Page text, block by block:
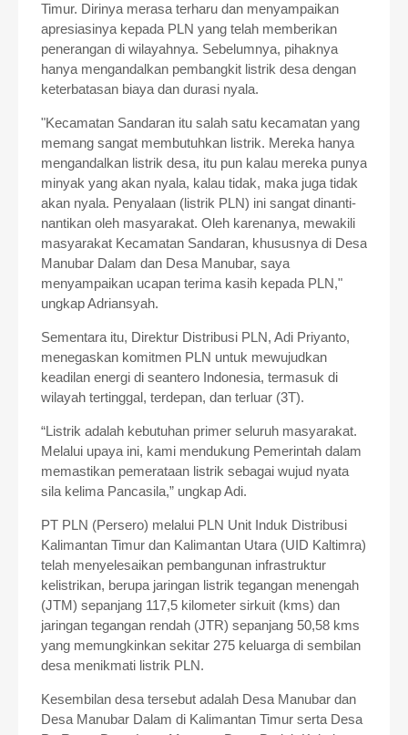
Timur. Dirinya merasa terharu dan menyampaikan
apresiasinya kepada PLN yang telah memberikan
penerangan di wilayahnya. Sebelumnya, pihaknya
hanya mengandalkan pembangkit listrik desa dengan
keterbatasan biaya dan durasi nyala.
"Kecamatan Sandaran itu salah satu kecamatan yang
memang sangat membutuhkan listrik. Mereka hanya
mengandalkan listrik desa, itu pun kalau mereka punya
minyak yang akan nyala, kalau tidak, maka juga tidak
akan nyala. Penyalaan (listrik PLN) ini sangat dinanti-
nantikan oleh masyarakat. Oleh karenanya, mewakili
masyarakat Kecamatan Sandaran, khususnya di Desa
Manubar Dalam dan Desa Manubar, saya
menyampaikan ucapan terima kasih kepada PLN,"
ungkap Adriansyah.
Sementara itu, Direktur Distribusi PLN, Adi Priyanto,
menegaskan komitmen PLN untuk mewujudkan
keadilan energi di seantero Indonesia, termasuk di
wilayah tertinggal, terdepan, dan terluar (3T).
“Listrik adalah kebutuhan primer seluruh masyarakat.
Melalui upaya ini, kami mendukung Pemerintah dalam
memastikan pemerataan listrik sebagai wujud nyata
sila kelima Pancasila,” ungkap Adi.
PT PLN (Persero) melalui PLN Unit Induk Distribusi
Kalimantan Timur dan Kalimantan Utara (UID Kaltimra)
telah menyelesaikan pembangunan infrastruktur
kelistrikan, berupa jaringan listrik tegangan menengah
(JTM) sepanjang 117,5 kilometer sirkuit (kms) dan
jaringan tegangan rendah (JTR) sepanjang 50,58 kms
yang memungkinkan sekitar 275 keluarga di sembilan
desa menikmati listrik PLN.
Kesembilan desa tersebut adalah Desa Manubar dan
Desa Manubar Dalam di Kalimantan Timur serta Desa